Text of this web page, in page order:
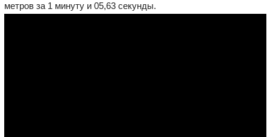
метров за 1 минуту и 05,63 секунды.